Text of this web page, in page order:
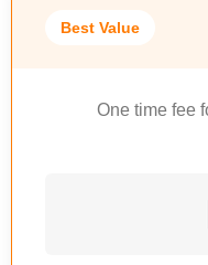
Best Value
One time fee